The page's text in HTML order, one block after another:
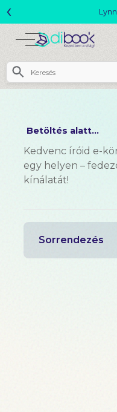
‹
Betöltés alatt...
Kedvenc íróid e-
egy helyen –
kínálatát!
Sorrendezés